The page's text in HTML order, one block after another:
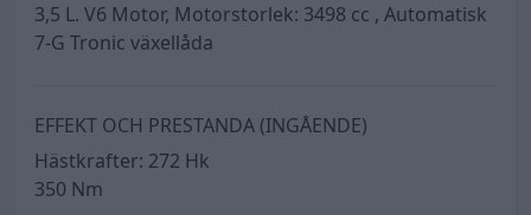
3,5 L. V6 Motor, Motorstorlek: 3498 cc , Automatisk
7-G Tronic växellåda
EFFEKT OCH PRESTANDA (INGÅENDE)
Hästkrafter: 272 Hk
350 Nm